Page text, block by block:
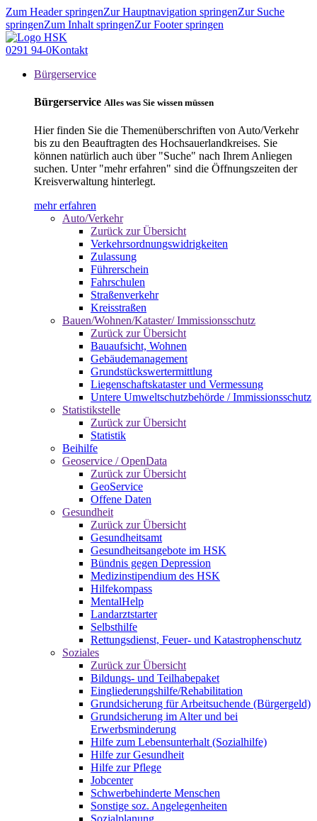
Zum Header springenZur Hauptnavigation springenZur Suche
springenZum Inhalt springenZur Footer springen
0291 94-0Kontakt
Bürgerservice
Bürgerservice Alles was Sie wissen müssen
Hier finden Sie die Themenüberschriften von Auto/Verkehr
bis zu den Beauftragten des Hochsauerlandkreises. Sie
können natürlich auch über "Suche" nach Ihrem Anliegen
suchen. Unter "mehr erfahren" sind die Öffnungszeiten der
Kreisverwaltung hinterlegt.
mehr erfahren
Auto/Verkehr
Zurück zur Übersicht
Verkehrsordnungswidrigkeiten
Zulassung
Führerschein
Fahrschulen
Straßenverkehr
Kreisstraßen
Bauen/Wohnen/Kataster/ Immissionsschutz
Zurück zur Übersicht
Bauaufsicht, Wohnen
Gebäudemanagement
Grundstückswertermittlung
Liegenschaftskataster und Vermessung
Untere Umweltschutzbehörde / Immissionsschutz
Statistikstelle
Zurück zur Übersicht
Statistik
Beihilfe
Geoservice / OpenData
Zurück zur Übersicht
GeoService
Offene Daten
Gesundheit
Zurück zur Übersicht
Gesundheitsamt
Gesundheitsangebote im HSK
Bündnis gegen Depression
Medizinstipendium des HSK
Hilfekompass
MentalHelp
Landarztstarter
Selbsthilfe
Rettungsdienst, Feuer- und Katastrophenschutz
Soziales
Zurück zur Übersicht
Bildungs- und Teilhabepaket
Eingliederungshilfe/Rehabilitation
Grundsicherung für Arbeitsuchende (Bürgergeld)
Grundsicherung im Alter und bei
Erwerbsminderung
Hilfe zum Lebensunterhalt (Sozialhilfe)
Hilfe zur Gesundheit
Hilfe zur Pflege
Jobcenter
Schwerbehinderte Menschen
Sonstige soz. Angelegenheiten
Sozialplanung